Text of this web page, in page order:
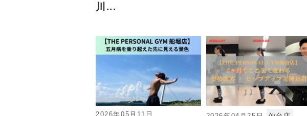
川...
2026年05月11日